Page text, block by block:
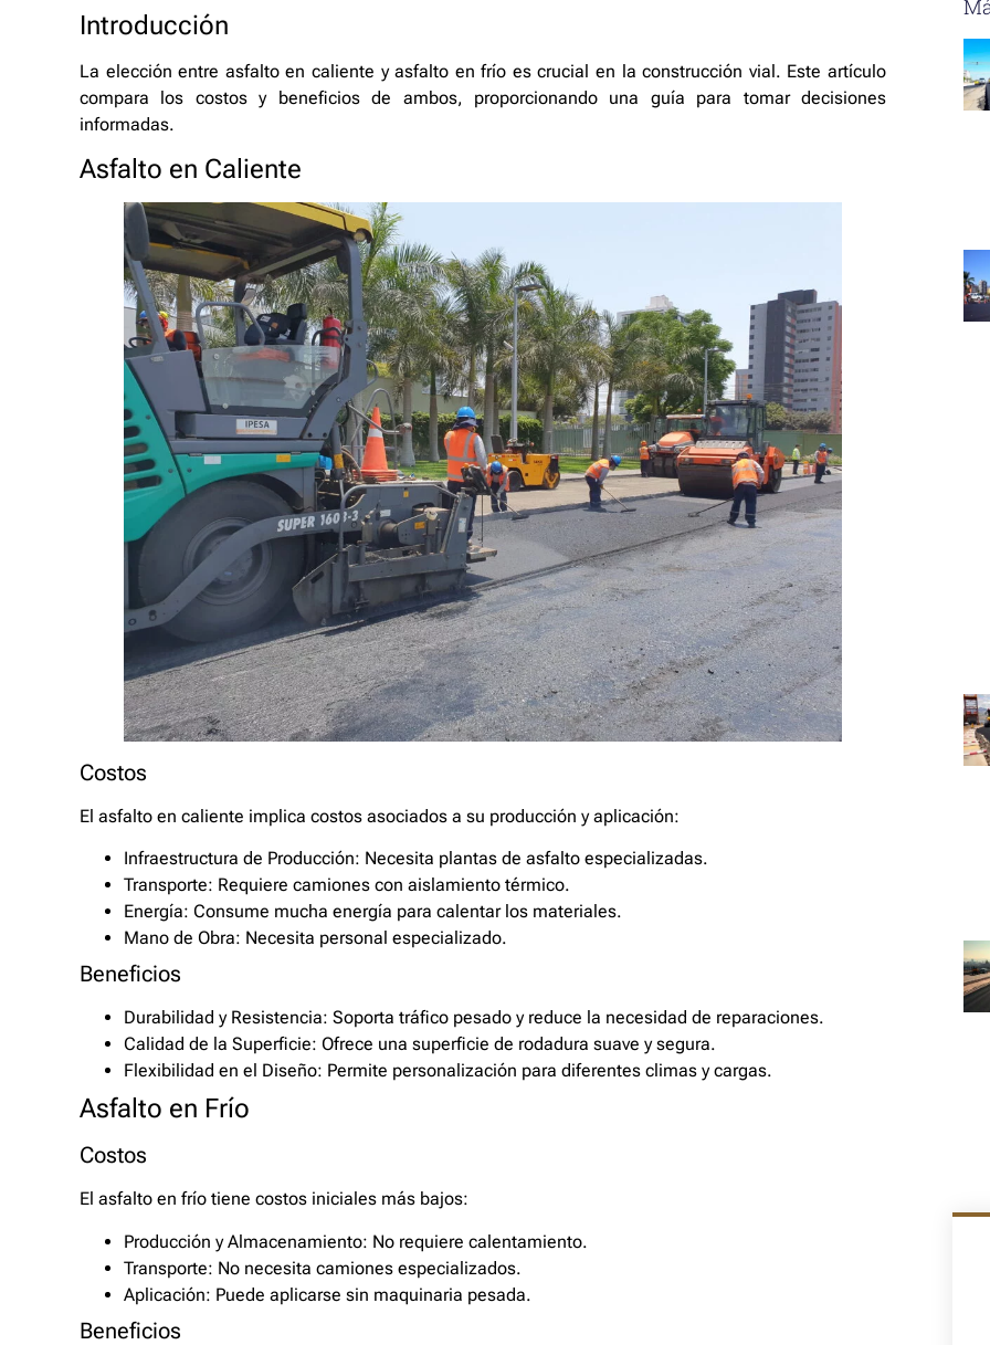
Introducción
La elección entre asfalto en caliente y asfalto en frío es crucial en la construcción vial. Este artículo
compara los costos y beneficios de ambos, proporcionando una guía para tomar decisiones
informadas.
Asfalto en Caliente
Costos
El asfalto en caliente implica costos asociados a su producción y aplicación:
Infraestructura de Producción: Necesita plantas de asfalto especializadas.
Transporte: Requiere camiones con aislamiento térmico.
Energía: Consume mucha energía para calentar los materiales.
Mano de Obra: Necesita personal especializado.
Beneficios
Durabilidad y Resistencia: Soporta tráfico pesado y reduce la necesidad de reparaciones.
Calidad de la Superficie: Ofrece una superficie de rodadura suave y segura.
Flexibilidad en el Diseño: Permite personalización para diferentes climas y cargas.
Asfalto en Frío
Costos
El asfalto en frío tiene costos iniciales más bajos:
Producción y Almacenamiento: No requiere calentamiento.
Transporte: No necesita camiones especializados.
Aplicación: Puede aplicarse sin maquinaria pesada.
Beneficios